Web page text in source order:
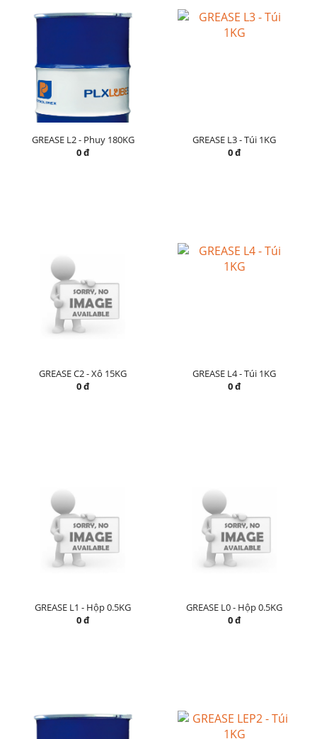
GREASE L2 - Phuy 180KG
0 đ
GREASE L3 - Túi 1KG
0 đ
GREASE C2 - Xô 15KG
0 đ
GREASE L4 - Túi 1KG
0 đ
GREASE L1 - Hộp 0.5KG
0 đ
GREASE L0 - Hộp 0.5KG
0 đ